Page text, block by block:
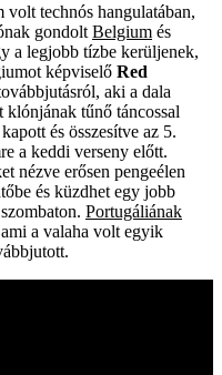
technós hangulatában,
gondolt Belgium és
a legjobb tízbe kerüljenek,
képviselő Red
aki a dala
klónjának tűnő táncossal
és összesítve az 5.
a keddi verseny előtt.
nézve erősen pengeélen
és küzdhet egy jobb
Portugáliának
a valaha volt egyik